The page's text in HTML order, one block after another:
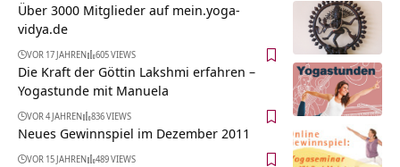
Über 3000 Mitglieder auf mein.yoga-
vidya.de
VOR 17 JAHREN 605 VIEWS
Die Kraft der Göttin Lakshmi erfahren –
Yogastunde mit Manuela
VOR 4 JAHREN 836 VIEWS
Neues Gewinnspiel im Dezember 2011
VOR 15 JAHREN 489 VIEWS